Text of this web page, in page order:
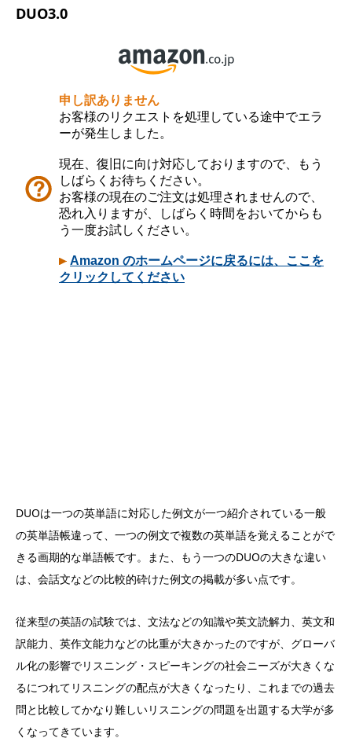
DUO3.0
DUOは一つの英単語に対応した例文が一つ紹介されている一般
の英単語帳違って、一つの例文で複数の英単語を覚えることがで
きる画期的な単語帳です。また、もう一つのDUOの大きな違い
は、会話文などの比較的砕けた例文の掲載が多い点です。
従来型の英語の試験では、文法などの知識や英文読解力、英文和
訳能力、英作文能力などの比重が大きかったのですが、グローバ
ル化の影響でリスニング・スピーキングの社会ニーズが大きくな
るにつれてリスニングの配点が大きくなったり、これまでの過去
問と比較してかなり難しいリスニングの問題を出題する大学が多
くなってきています。